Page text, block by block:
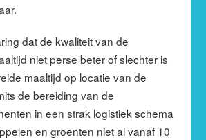
dat de kwaliteit van de
niet perse beter of slechter is
maaltijd op locatie van de
de bereiding van de
in een strak logistiek schema
en groenten niet al vanaf 10